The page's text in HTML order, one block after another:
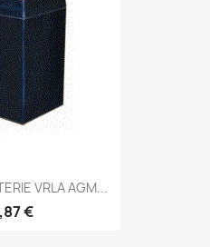
VRLA AGM...
€